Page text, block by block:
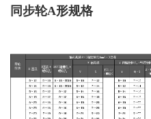
同步轮A形规格